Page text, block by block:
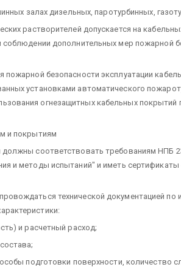
залах дизельных, паротурбинных,
растворителей допускается на
дополнительных мер пожарной
безопасности эксплуатации
установками автоматического
огнезащитных кабельных покрытий
и покрытиям
соответствовать требованиям НПБ
и методы испытаний" и иметь
технической документацией по
и расчетный расход;
подготовки поверхности, количество